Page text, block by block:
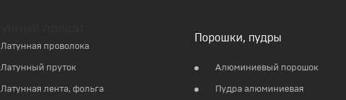
Латунная проволока
Латунный пруток
Латунная лента, фольга
Порошки, пудры
Алюминиевый порошок
Пудра алюминиевая